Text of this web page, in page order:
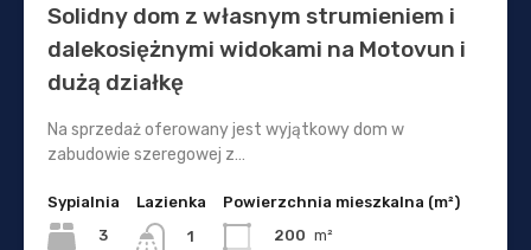
Solidny dom z własnym strumieniem i
dalekosiężnymi widokami na Motovun i
dużą działkę
Na sprzedaż oferowany jest wyjątkowy dom w
zabudowie szeregowej z…
Sypialnia
3
Lazienka
1
Powierzchnia mieszkalna (m²)
200 m²